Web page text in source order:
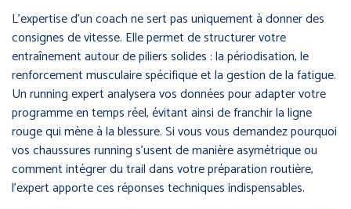
L’expertise d’un coach ne sert pas uniquement à donner des
consignes de vitesse. Elle permet de structurer votre
entraînement autour de piliers solides : la périodisation, le
renforcement musculaire spécifique et la gestion de la fatigue.
Un running expert analysera vos données pour adapter votre
programme en temps réel, évitant ainsi de franchir la ligne
rouge qui mène à la blessure. Si vous vous demandez pourquoi
vos chaussures running s’usent de manière asymétrique ou
comment intégrer du trail dans votre préparation routière,
l’expert apporte ces réponses techniques indispensables.